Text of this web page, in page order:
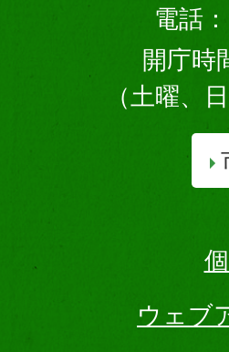
電話
開庁時
（土曜、
ウェブ